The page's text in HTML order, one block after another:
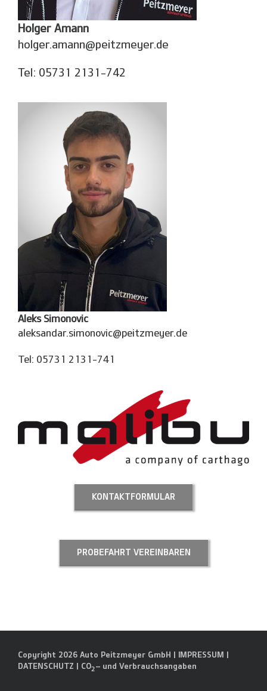
Holger Amann
holger.amann@peitzmeyer.de
Tel: 05731 2131-742
Aleks Simonovic
aleksandar.simonovic@peitzmeyer.de
Tel: 05731 2131-741
KONTAKTFORMULAR
PROBEFAHRT VEREINBAREN
Copyright 2026 Auto Peitzmeyer GmbH | IMPRESSUM |
DATENSCHUTZ | CO2– und Verbrauchsangaben